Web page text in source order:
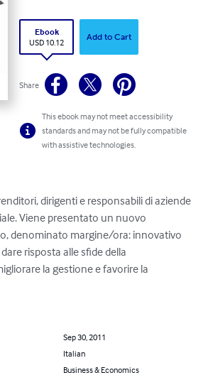
Ebook
USD 10.12
Add to Cart
Share
This ebook may not meet accessibility
standards and may not be fully compatible
with assistive technologies.
dirigenti e responsabili di aziende
Viene presentato un nuovo
denominato margine/ora: innovativo
risposta alle sfide della
la gestione e favorire la
Sep 30, 2011
Italian
Business & Economics